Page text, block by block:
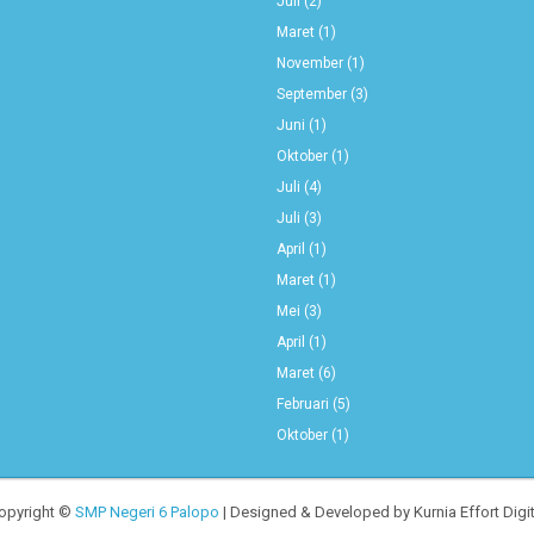
Maret (1)
November(1)
September(3)
Juni (1)
Oktober(1)
Juli (4)
Juli (3)
April (1)
Maret (1)
Mei (3)
April (1)
Maret (6)
Februari (5)
Oktober(1)
© SMP Negeri 6 Palopo | Designed & Developed by Kurnia Effort